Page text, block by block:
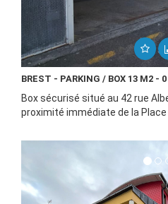
BREST - PARKING / BOX 13 M2 -
Box sécurisé situé au 42 rue
proximité immédiate de la Place